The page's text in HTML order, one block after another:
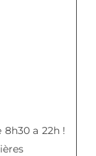
a 22h !